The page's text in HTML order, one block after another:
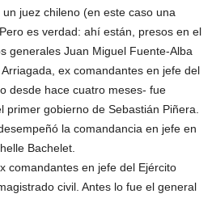
juez chileno (en este caso una
es verdad: ahí están, presos en el
generales Juan Miguel Fuente-Alba
ex comandantes en jefe del
desde hace cuatro meses- fue
gobierno de Sebastián Piñera.
la comandancia en jefe en
Bachelet.
comandantes en jefe del Ejército
civil. Antes lo fue el general